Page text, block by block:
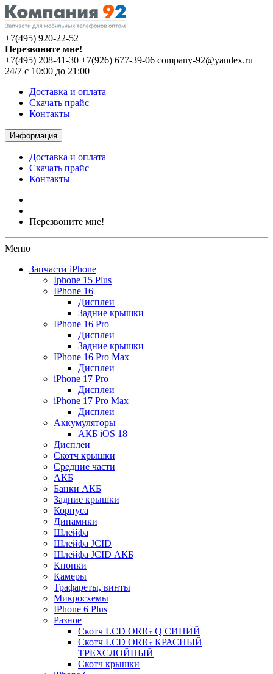
+7(495) 920-22-52
Перезвоните мне!
+7(495) 208-41-30 +7(926) 677-39-06 company-92@yandex.ru
24/7 с 10:00 до 21:00
Доставка и оплата
Скачать прайс
Контакты
Информация
Доставка и оплата
Скачать прайс
Контакты
Перезвоните мне!
Меню
Запчасти iPhone
Iphone 15 Plus
IPhone 16
Дисплеи
Задние крышки
IPhone 16 Pro
Дисплеи
Задние крышки
IPhone 16 Pro Max
Дисплеи
iPhone 17 Pro
Дисплеи
iPhone 17 Pro Max
Дисплеи
Аккумуляторы
АКБ iOS 18
Дисплеи
Скотч крышки
Средние части
АКБ
Банки АКБ
Задние крышки
Корпуса
Динамики
Шлейфа
Шлейфа JCID
Шлейфа JCID АКБ
Кнопки
Камеры
Трафареты, винты
Микросхемы
IPhone 6 Plus
Разное
Скотч LCD ORIG Q СИНИЙ
Скотч LCD ORIG КРАСНЫЙ
ТРЕХСЛОЙНЫЙ
Скотч крышки